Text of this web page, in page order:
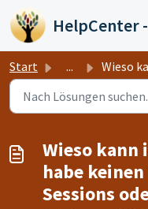
Zum hauptsächlichen
HelpCenter
Start ... Wieso kann ich nichts
Wieso kann
habe
Sessions